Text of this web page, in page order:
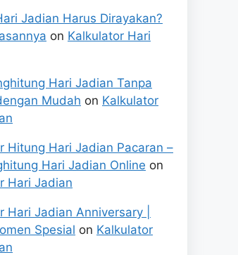
Jadian Harus Dirayakan?
on Kalkulator Hari
Hari Jadian Tanpa
Mudah on Kalkulator
Hitung Hari Jadian Pacaran –
Hari Jadian Online on
Hari Jadian
Hari Jadian Anniversary |
Spesial on Kalkulator